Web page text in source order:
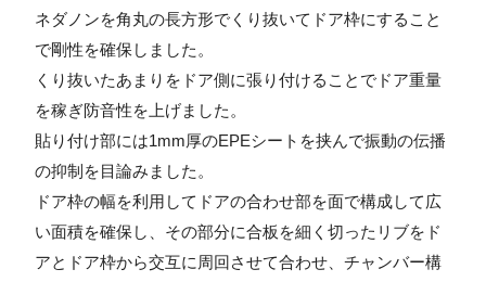
ネダノンを角丸の長方形でくり抜いてドア枠にすること
で剛性を確保しました。
くり抜いたあまりをドア側に張り付けることでドア重量
を稼ぎ防音性を上げました。
貼り付け部には1mm厚のEPEシートを挟んで振動の伝播
の抑制を目論みました。
ドア枠の幅を利用してドアの合わせ部を面で構成して広
い面積を確保し、その部分に合板を細く切ったリブをド
アとドア枠から交互に周回させて合わせ、チャンバー構